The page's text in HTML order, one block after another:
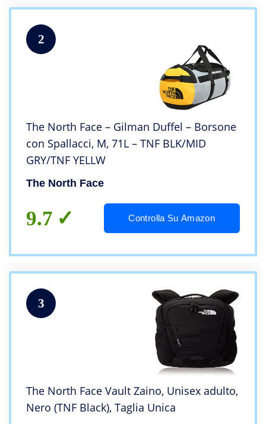
2
The North Face – Gilman Duffel – Borsone
con Spallacci, M, 71L – TNF BLK/MID
GRY/TNF YELLW
The North Face
9.7 Controlla Su Amazon
3
The North Face Vault Zaino, Unisex adulto,
Nero (TNF Black), Taglia Unica